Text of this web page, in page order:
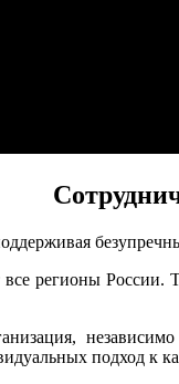
регионы
подход к